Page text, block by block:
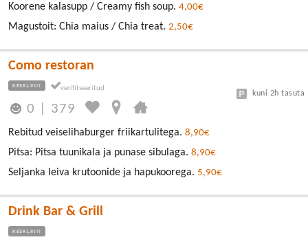
Koorene kalasupp / Creamy fish soup. 4,00€
Magustoit: Chia maius / Chia treat. 2,50€
Como restoran
KESKLINN
0 379
kuni 2h tasuta
Rebitud veiselihaburger friikartulitega. 8,90€
Pitsa: Pitsa tuunikala ja punase sibulaga. 8,90€
Seljanka leiva krutoonide ja hapukoorega. 5,90€
Drink Bar & Grill
KESKLINN